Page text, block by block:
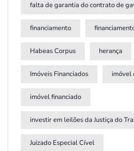
falta de garantia do contrato de
financiamento
Habeas Corpus herança
Imóveis Financiados imóvel
imóvel financiado
investir em leilões da Justiça do
Juizado Especial Cível